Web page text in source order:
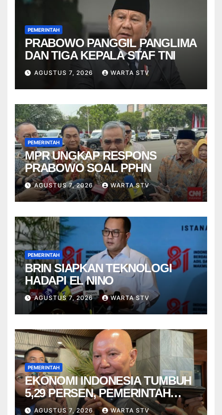
PEMERINTAH
PRABOWO PANGGIL PANGLIMA
DAN TIGA KEPALA STAF TNI
AGUSTUS 7, 2026 WARTA STV
PEMERINTAH
MPR UNGKAP RESPONS
PRABOWO SOAL PPHN
AGUSTUS 7, 2026 WARTA STV
PEMERINTAH
BRIN SIAPKAN TEKNOLOGI
HADAPI EL NINO
AGUSTUS 7, 2026 WARTA STV
PEMERINTAH
EKONOMI INDONESIA TUMBUH
5,29 PERSEN, PEMERINTAH
DIMINTA TAK CEPAT PUAS
AGUSTUS 7, 2026 WARTA STV